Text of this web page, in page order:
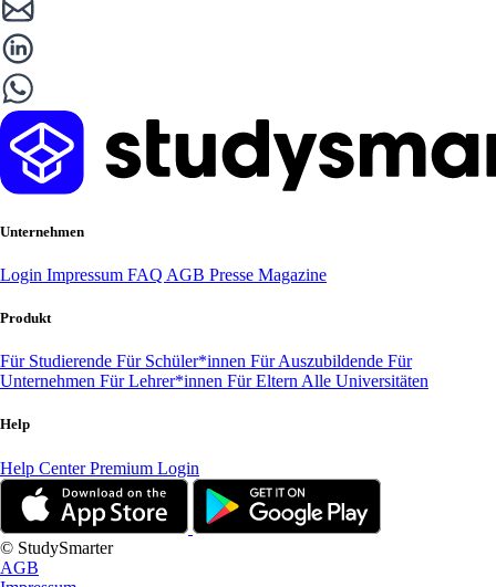
Unternehmen
Login Impressum FAQ AGB Presse Magazine
Produkt
Für Studierende Für Schüler*innen Für Auszubildende Für
Unternehmen Für Lehrer*innen Für Eltern Alle Universitäten
Help
Help CenterPremium Login
© StudySmarter
AGB